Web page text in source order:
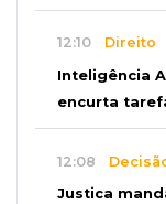
12:10 Direito
Inteligência
encurta
12:08
Justiça